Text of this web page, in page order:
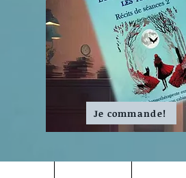
Je commande!